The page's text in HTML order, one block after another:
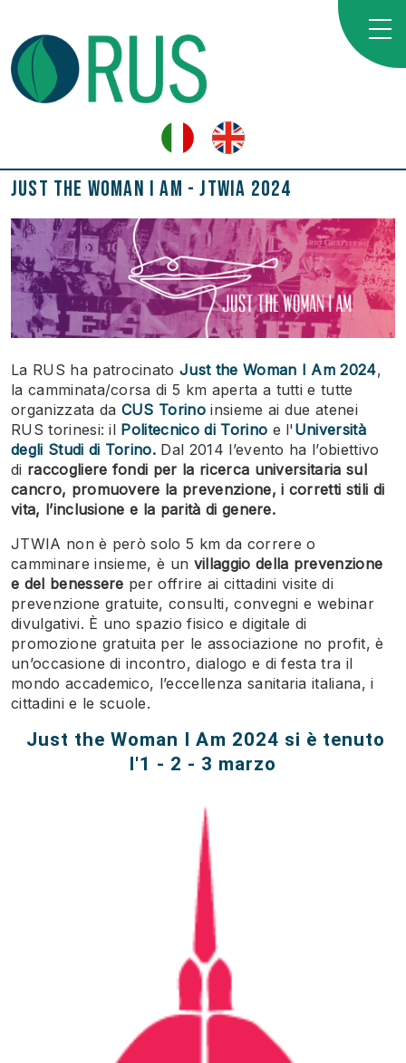
Just the Woman I Am - JTWIA 2024
La RUS ha patrocinatoJust the Woman I Am 2024,
la camminata/corsa di 5 km aperta a tutti e tutte
organizzata da CUS Torino insieme ai due atenei
RUS torinesi: il Politecnico di Torino e l'Università
degli Studi di Torino. Dal 2014 l’evento ha l’obiettivo
di raccogliere fondi per la ricerca universitaria sul
cancro, promuovere la prevenzione, i corretti stili di
vita, l’inclusione e la parità di genere.
JTWIA non è però solo 5 km da correre o
camminare insieme, è un villaggio della prevenzione
e del benessere per offrire ai cittadini visite di
prevenzione gratuite, consulti, convegni e webinar
divulgativi. È uno spazio fisico e digitale di
promozione gratuita per le associazione no profit, è
un’occasione di incontro, dialogo e di festa tra il
mondo accademico, l’eccellenza sanitaria italiana, i
cittadini e le scuole.
Just the Woman I Am 2024 si è tenuto
l'1 - 2 - 3 marzo